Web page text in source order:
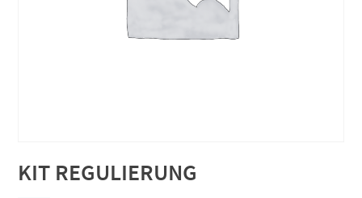
KIT REGULIERUNG